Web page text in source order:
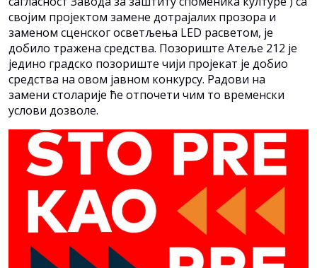
својим пројектом замене дотрајалих прозора и
заменом сценског осветљења LED расветом, је
добило тражена средства. Позориште Атеље 212 је
једино градско позориште чији пројекат је добио
средства на овом јавном конкурсу. Радови на
замени столарије ће отпочети чим то временски
услови дозволе.